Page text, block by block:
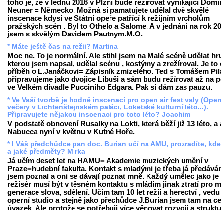
toho je, že v lednu 2016 v Plzni bude režírovat vynikající
Neuner = Německo. Možná si pamatujete udělal dvě skvělé
inscenace kdysi ve Státní opeře patřící k režijním vrcholům
pražských scén . Byl to Othelo a Salome. A v jednání na rok
jsem s skvělým Davidem Pautnym.M.O.
* Máte ještě čas na režii? Martina
Moc ne. To je normální. Ale stihl jsem na Malé scéně udělat
kterou jsem napsal, udělal scénu , kostýmy a zrežíroval. Je to
příběh o L.Janáčkovi= Zápisník zmizelého. Ted s Tomášem
připravujeme jako dvojice Libuši a sám budu režírovat až na
ve Velkém divadle Pucciniho Edgara. Pak si dám zas pauzu.
* Ve Vaší tvorbě je hodně inscenací pro open air festivaly
večery v Lichtenštejnském paláci, Loketské kulturní léto...).
Připravujete nějakou inscenaci pro toto léto? Joachim
V podstatě obnovení Rusalky na Lokti, která běží již 13 léto, a
Nabucca nyní v květnu v Kutné Hoře.
* I Váš předchůdce pan doc. Burian učí na AMU, prozradíte,
a jaké předměty? Mirka
Já učím deset let na HAMU= Akademie muzických umění v
Praze=hudební fakulta. Kontakt s mladými je třeba já
jsem poznal a oni se dávají poznat mně. Každý umělec jako je
režisér musí být v těsném kontaktu s mládím jinak ztratí pro
generace slova, sdělení. Učím tam 10 let režii a herectví , vedu
operní studio a stejně jako přechůdce J.Burian jsem tam na
úvazek. Ale protože se potřebuji více věnovat rozvoji a